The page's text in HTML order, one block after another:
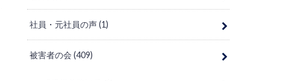
社員・元社員の声(1)
被害者の会(409)